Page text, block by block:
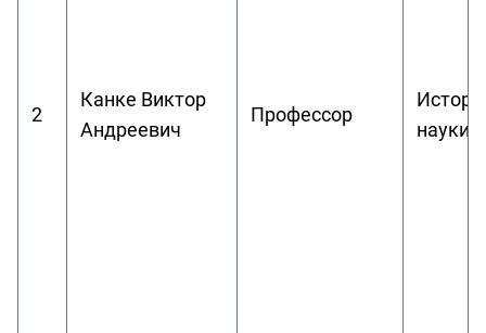
2
Канке Виктор
Андреевич
Профессор
науки